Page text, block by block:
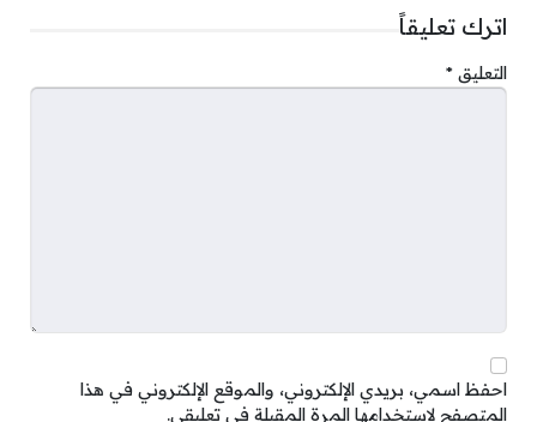
اترك تعليقاً
التعليق *
احفظ اسمي، بريدي الإلكتروني، والموقع الإلكتروني في هذا
المتصفح لاستخدامها المرة المقبلة في تعليقي.